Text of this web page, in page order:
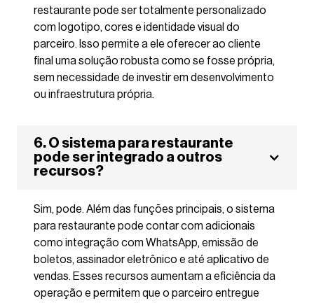
restaurante pode ser totalmente personalizado
com logotipo, cores e identidade visual do
parceiro. Isso permite a ele oferecer ao cliente
final uma solução robusta como se fosse própria,
sem necessidade de investir em desenvolvimento
ou infraestrutura própria.
6. O sistema para restaurante
pode ser integrado a outros
recursos?
Sim, pode. Além das funções principais, o sistema
para restaurante pode contar com adicionais
como integração com WhatsApp, emissão de
boletos, assinador eletrônico e até aplicativo de
vendas. Esses recursos aumentam a eficiência da
operação e permitem que o parceiro entregue